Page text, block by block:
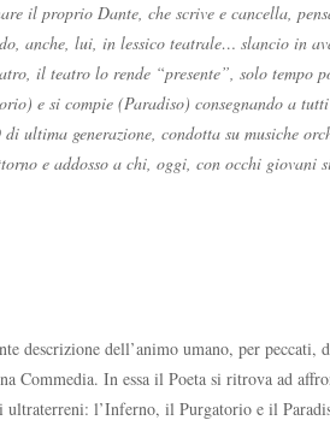
il proprio Dante, che scrive e cancella,
anche, lui, in lessico teatrale… slancio in
il teatro lo rende “presente”, solo tempo
e si compie (Paradiso) consegnando a
ultima generazione, condotta su musiche
e addosso a chi, oggi, con occhi
descrizione dell’animo umano, per peccati,
Commedia. In essa il Poeta si ritrova ad
ultraterreni: l’Inferno, il Purgatorio e il